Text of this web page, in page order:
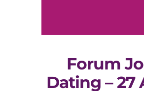
Forum
Dating – 27